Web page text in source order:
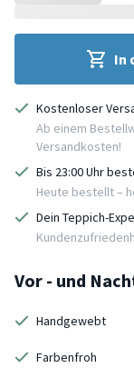
In
Kostenloser
Ab einem
Versandkosten!
Bis 23:00 Uhr
Heute bestellt –
Dein Teppich-
Vor - und
Handgewebt
Farbenfroh